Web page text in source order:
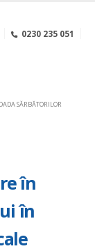
0230 235 051
SĂRBĂTORILOR
în
în